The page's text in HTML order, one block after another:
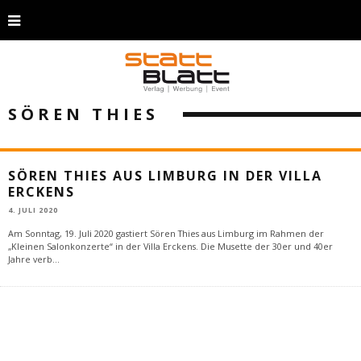
SÖREN THIES
SÖREN THIES AUS LIMBURG IN DER VILLA
ERCKENS
4. JULI 2020
Am Sonntag, 19. Juli 2020 gastiert Sören Thies aus Limburg im Rahmen der
„Kleinen Salonkonzerte“ in der Villa Erckens. Die Musette der 30er und 40er
Jahre verb...